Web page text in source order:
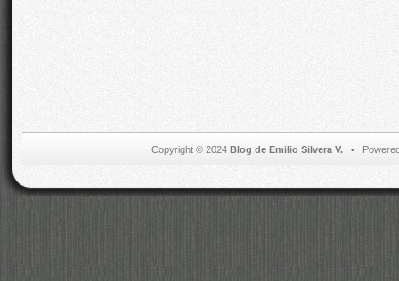
Copyright © 2024 Blog de Emilio Silvera V.•